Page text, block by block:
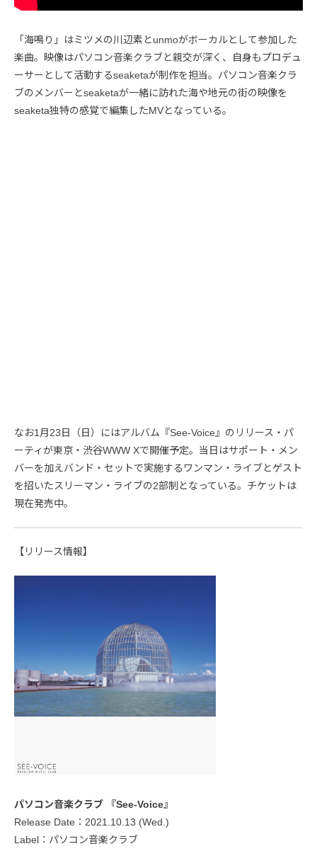
「海鳴り」はミツメの川辺素とunmoがボーカルとして参加した
楽曲。映像はパソコン音楽クラブと親交が深く、自身もプロデュ
ーサーとして活動するseaketaが制作を担当。パソコン音楽クラ
ブのメンバーとseaketaが一緒に訪れた海や地元の街の映像を
seaketa独特の感覚で編集したMVとなっている。
なお1月23日（日）にはアルバム『See-Voice』のリリース・パ
ーティが東京・渋谷WWW Xで開催予定。当日はサポート・メン
バーを加えバンド・セットで実施するワンマン・ライブとゲスト
を招いたスリーマン・ライブの2部制となっている。チケットは
現在発売中。
【リリース情報】
パソコン音楽クラブ 『See-Voice』
Release Date：2021.10.13 (Wed.)
Label：パソコン音楽クラブ